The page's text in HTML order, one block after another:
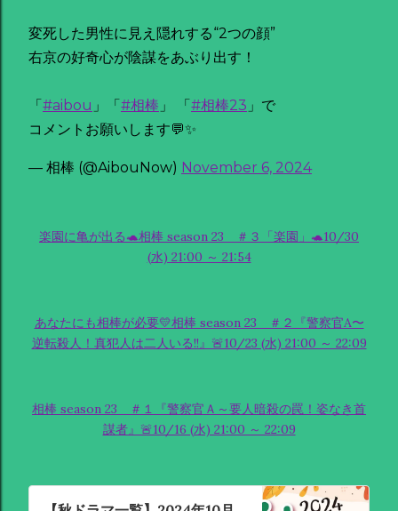
変死した男性に見え隠れする“2つの顔”
右京の好奇心が陰謀をあぶり出す！
「#aibou 」「#相棒 」 「#相棒23 」で
コメントお願いします💬✨
— 相棒 (@AibouNow) November 6, 2024
楽園に亀が出る🐢相棒 season 23 ＃３「楽園」🐢10/30
(水) 21:00 ～ 21:54
あなたにも相棒が必要💛相棒 season 23 ＃２『警察官A〜
逆転殺人！真犯人は二人いる!!』🚨10/23 (水) 21:00 ～ 22:09
相棒 season 23 ＃１『警察官Ａ～要人暗殺の罠！姿なき首
謀者』🚨10/16 (水) 21:00 ～ 22:09